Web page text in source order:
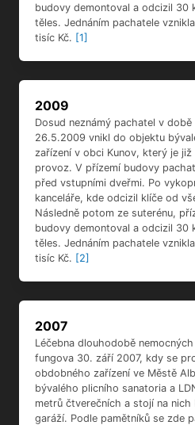
budovy demontoval a odcizil 30
těles. Jednáním pachatele
tisíc Kč. [1]
2009
Dosud neznámý pachatel v
26.5.2009 vnikl do objektu
zařízení v obci Kunov, který je
provoz. V přízemí budovy
před vstupními dveřmi. Po
kanceláře, kde odcizil klíče od
Následně potom ze suterénu,
budovy demontoval a odcizil 30
těles. Jednáním pachatele
tisíc Kč. [2]
2007
Léčebna dlouhodobě
fungova 30. září 2007, kdy se
obdobného zařízení ve Městě
bývalého plicního sanatoria a
metrů čtverečních a stojí na nich
garáží. Podle pamětníků se zde